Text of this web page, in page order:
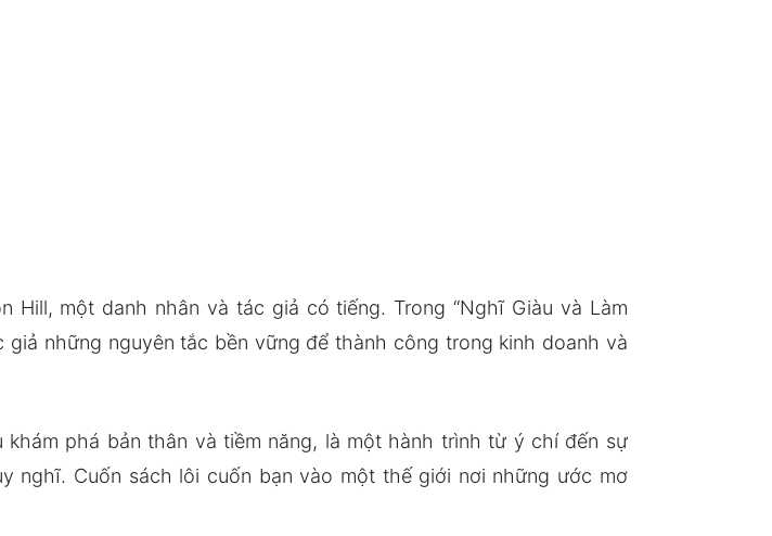
một danh nhân và tác giả có tiếng. Trong “Nghĩ Giàu và Làm
những nguyên tắc bền vững để thành công trong kinh doanh và
phá bản thân và tiềm năng, là một hành trình từ ý chí đến sự
nghĩ. Cuốn sách lôi cuốn bạn vào một thế giới nơi những ước mơ